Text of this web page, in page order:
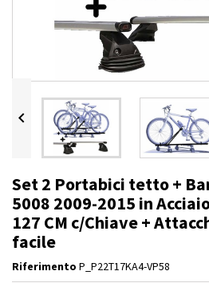

Set 2 Portabici tetto +
5008 2009-2015 in
127 CM c/Chiave +
facile
Riferimento P_P22T17KA4-VP58